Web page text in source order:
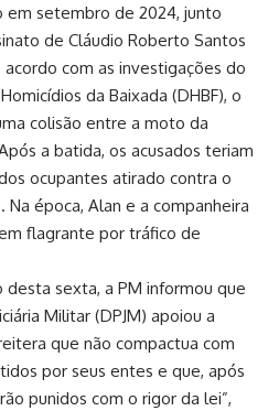
em setembro de 2024, junto
de Cláudio Roberto Santos
com as investigações do
da Baixada (DHBF), o
colisão entre a moto da
a batida, os acusados teriam
ocupantes atirado contra o
época, Alan e a companheira
flagrante por tráfico de
desta sexta, a PM informou que
Militar (DPJM) apoiou a
que não compactua com
por seus entes e que, após
punidos com o rigor da lei”,